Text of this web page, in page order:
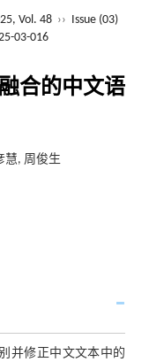
Vol. 48 ›› Issue (03)
03-016
合的中文语
慧, 周俊生
并修正中文文本中的